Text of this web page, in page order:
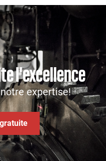
l'excellence
expertise!